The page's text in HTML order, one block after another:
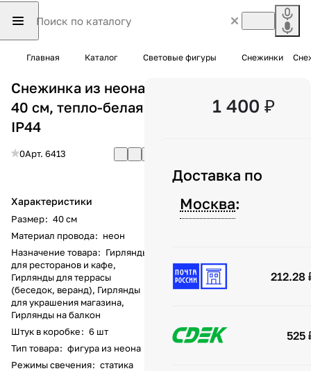
Главная Каталог Световые фигуры Снежинки
Снежинка из неона,
40 см, тепло-белая,
IP44
0Арт. 6413
Характеристики
Размер: 40 см
Материал провода: неон
Назначение товара: Гирлянды
для ресторанов и кафе,
Гирлянды для террасы
(беседок, веранд), Гирлянды
для украшения магазина,
Гирлянды на балкон
Штук в коробке: 6 шт
Тип товара: фигура из неона
Режимы свечения: статика
1 400 ₽
Доставка по
Москва:
212.28
525